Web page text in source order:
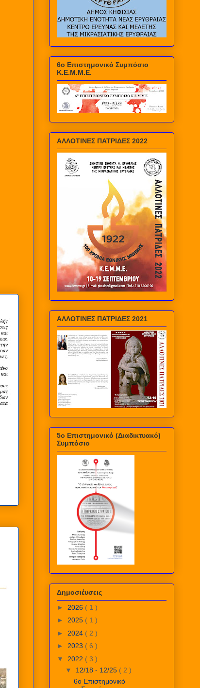
6ο Επιστημονικό Συμπόσιο
Κ.Ε.Μ.Μ.Ε.
ΑΛΛΟΤΙΝΕΣ ΠΑΤΡΙΔΕΣ 2022
ΑΛΛΟΤΙΝΕΣ ΠΑΤΡΙΔΕΣ 2021
5ο Επιστημονικό (Διαδικτυακό)
Συμπόσιο
Δημοσιέυσεις
► 2026 ( 1 )
► 2025 ( 1 )
► 2024 ( 2 )
► 2023 ( 6 )
▼ 2022 ( 3 )
▼ 12/18 - 12/25 ( 2 )
6ο Επιστημονικό